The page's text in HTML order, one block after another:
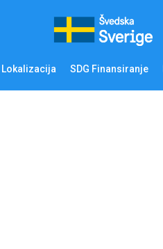
Lokalizacija SDG Finansiranje